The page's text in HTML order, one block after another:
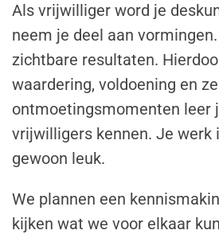
Als vrijwilliger word je
neem je deel aan
zichtbare resultaten.
waardering, voldoening en
ontmoetingsmomenten leer
vrijwilligers kennen. Je werk
gewoon leuk.
We plannen een
kijken wat we voor elkaar